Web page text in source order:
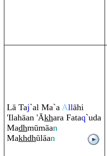
Lā Taj`al Ma`a Allāhi
'Ilahāan 'Ākhara Fataq`uda
Madhmūmāan
Makhdhūlāan